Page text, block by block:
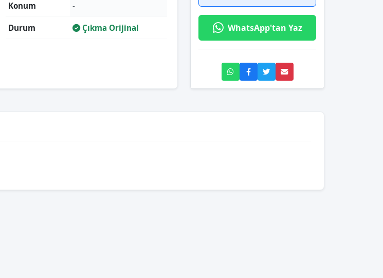
Konum -
Durum Çıkma Orijinal WhatsApp'tan Yaz